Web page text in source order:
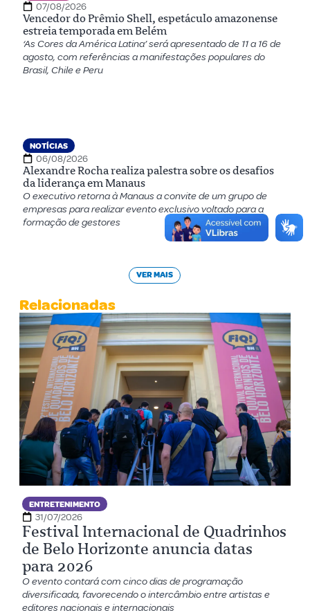
07/08/2026
Vencedor do Prêmio Shell, espetáculo amazonense
estreia temporada em Belém
‘As Cores da América Latina’ será apresentado de 11 a 16 de
agosto, com referências a manifestações populares do
Brasil, Chile e Peru
NOTÍCIAS
06/08/2026
Alexandre Rocha realiza palestra sobre os desafios
da liderança em Manaus
O executivo retorna à Manaus a convite de um grupo de
empresas para realizar evento exclusivo voltado para a
formação de gestores
VER MAIS
Relacionadas
ENTRETENIMENTO
31/07/2026
Festival Internacional de Quadrinhos
de Belo Horizonte anuncia datas
para 2026
O evento contará com cinco dias de programação
diversificada, favorecendo o intercâmbio entre artistas e
editores nacionais e internacionais